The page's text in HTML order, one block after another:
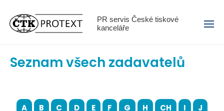
PR servis České tiskové
kanceláře
Menu
Seznam všech zadavatelů
A B C D E F G H CH I
J